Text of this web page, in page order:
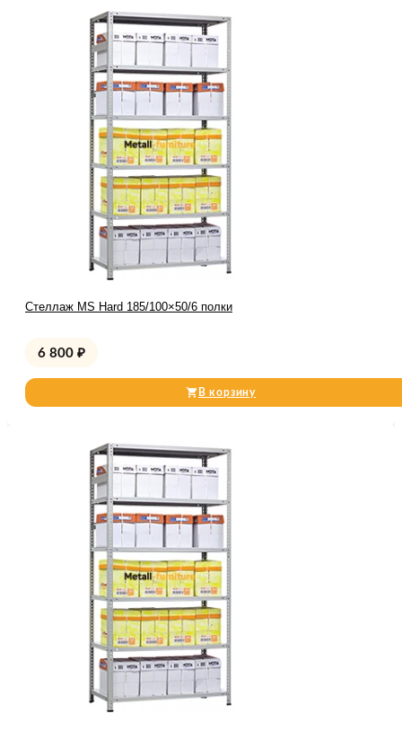
Стеллаж MS Hard 185/100×50/6 полки
6 800 ₽
В корзину